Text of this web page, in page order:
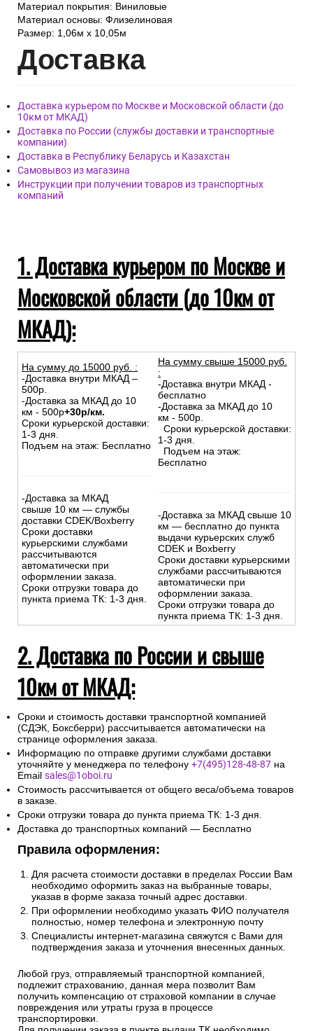
Материал покрытия: Виниловые
Материал основы: Флизелиновая
Размер: 1,06м х 10,05м
Доставка
Доставка курьером по Москве и Московской области (до
10км от МКАД)
Доставка по России (службы доставки и транспортные
компании)
Доставка в Республику Беларусь и Казахстан
Самовывоз из магазина
Инструкции при получении товаров из транспортных
компаний
1. Доставка курьером по Москве и
Московской области (до 10км от
МКАД):
На сумму до 15000 руб. :
-Доставка внутри МКАД –
500р.
-Доставка за МКАД до 10
км - 500р+30р/км.
Сроки курьерской доставки:
1-3 дня.
Подъем на этаж: Бесплатно
-Доставка за МКАД
свыше 10 км — службы
доставки CDEK/Boxberry
Сроки доставки
курьерскими службами
рассчитываются
автоматически при
оформлении заказа.
Сроки отгрузки товара до
пункта приема ТК: 1-3 дня.
На сумму свыше 15000 руб.
:
-Доставка внутри МКАД -
бесплатно
-Доставка за МКАД до 10
км - 500р.
Сроки курьерской доставки:
1-3 дня.
Подъем на этаж:
Бесплатно
-Доставка за МКАД свыше 10
км — бесплатно до пункта
выдачи курьерских служб
CDEK и Boxberry
Сроки доставки курьерскими
службами рассчитываются
автоматически при
оформлении заказа.
Сроки отгрузки товара до
пункта приема ТК: 1-3 дня.
2. Доставка по России и свыше
10км от МКАД:
Сроки и стоимость доставки транспортной компанией
(СДЭК, Боксберри) рассчитывается автоматически на
странице оформления заказа.
Информацию по отправке другими службами доставки
уточняйте у менеджера по телефону +7(495)128-48-87 на
Email sales@1oboi.ru
Стоимость рассчитывается от общего веса/объема товаров
в заказе.
Сроки отгрузки товара до пункта приема ТК: 1-3 дня.
Доставка до транспортных компаний — Бесплатно
Правила оформления:
Для расчета стоимости доставки в пределах России Вам
необходимо оформить заказ на выбранные товары,
указав в форме заказа точный адрес доставки.
При оформлении необходимо указать ФИО получателя
полностью, номер телефона и электронную почту
Специалисты интернет-магазина свяжутся с Вами для
подтверждения заказа и уточнения внесенных данных.
Любой груз, отправляемый транспортной компанией,
подлежит страхованию, данная мера позволит Вам
получить компенсацию от страховой компании в случае
повреждения или утраты груза в процессе
транспортировки.